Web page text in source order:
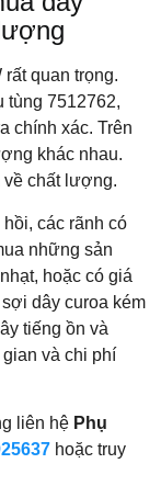
quan trọng.
tùng 7512762,
chính xác. Trên
khác nhau.
về chất lượng.
hồi, các rãnh có
những sản
hoặc có giá
dây curoa kém
tiếng ồn và
và chi phí
liên hệ Phụ
hoặc truy